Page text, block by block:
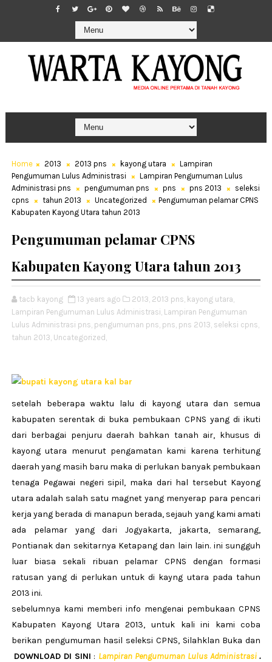
Home 2013 2013 pns kayong utara
Lampiran
Pengumuman Lulus Administrasi
Lampiran Pengumuman Lulus
Administrasi pns
pengumuman pns pns pns 2013
seleksi
cpns
tahun 2013 Uncategorized
Pengumuman pelamar CPNS
Kabupaten Kayong Utara tahun 2013
Pengumuman pelamar CPNS
Kabupaten Kayong Utara tahun 2013
tacb kayong 13 years ago 2013, 2013 pns, kayong utara,
Lampiran Pengumuman Lulus Administrasi, Lampiran Pengumuman
Lulus Administrasi pns, pengumuman pns, pns, pns 2013, seleksi cpns,
tahun 2013, Uncategorized,
setelah beberapa waktu lalu di kayong utara dan semua
kabupaten serentak di buka pembukaan CPNS yang di ikuti
dari berbagai penjuru daerah bahkan tanah air, khusus di
kayong utara menurut pengamatan kami karena terhitung
daerah yang masih baru maka di perlukan banyak pembukaan
tenaga Pegawai negeri sipil, maka dari hal tersebut Kayong
utara adalah salah satu magnet yang menyerap para pencari
kerja yang berada di manapun berada, sejauh yang kami amati
ada pelamar yang dari Jogyakarta, jakarta, semarang,
Pontianak dan sekitarnya Ketapang dan lain lain. ini sungguh
luar biasa sekali ribuan pelamar CPNS dengan formasi
ratusan yang di perlukan untuk di kayng utara pada tahun
2013 ini.
sebelumnya kami memberi info mengenai pembukaan CPNS
Kabupaten Kayong Utara 2013, untuk kali ini kami coba
berikan pengumuman hasil seleksi CPNS, Silahklan Buka dan
DOWNLOAD DI SINI : Lampiran Pengumuman Lulus Administrasi.